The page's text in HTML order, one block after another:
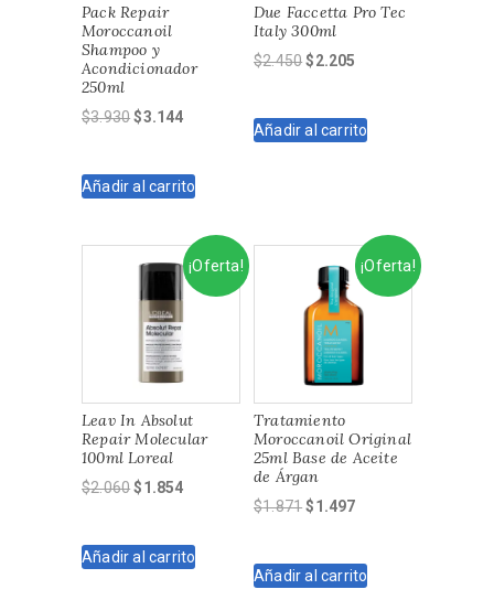
Pack Repair
Moroccanoil
Shampoo y
Acondicionador
250ml
$3.930El
era:
$3.144El
es:
Añadir al carrito
Due Faccetta Pro Tec
Italy 300ml
$2.450El
era:
$2.205
es:
Añadir al carrito
¡Oferta!
Leav In Absolut
Repair Molecular
100ml Loreal
$2.060El
era:
$1.854El
es:
Añadir al carrito
¡Oferta!
Tratamiento
Moroccanoil Original
25ml Base de Aceite
de Árgan
$1.871El
era:
$1.497El
es:
Añadir al carrito